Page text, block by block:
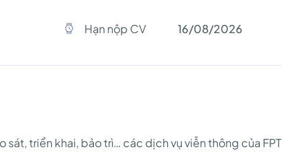
Hạn nộp CV 16/08/2026
sát, triển khai, bảo trì… các dịch vụ viễn thông của FPT